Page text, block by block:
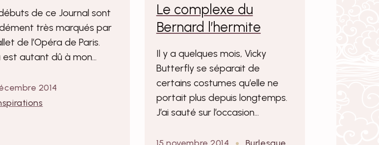
de ce Journal sont
très marqués par
de l’Opéra de Paris.
est autant dû à mon…
2014
Le complexe du
Bernard l’hermite
Il y a quelques mois, Vicky
Butterfly se séparait de
certains costumes qu’elle ne
portait plus depuis longtemps.
J’ai sauté sur l’occasion…